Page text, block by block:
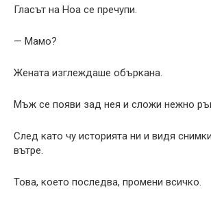
Гласът на Ноа се пречупи.
— Мамо?
Жената изглеждаше объркана.
Мъж се появи зад нея и сложи нежно
След като чу историята ни и видя
вътре.
Това, което последва, промени всичко.